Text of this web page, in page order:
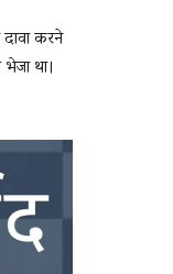
करने
था।